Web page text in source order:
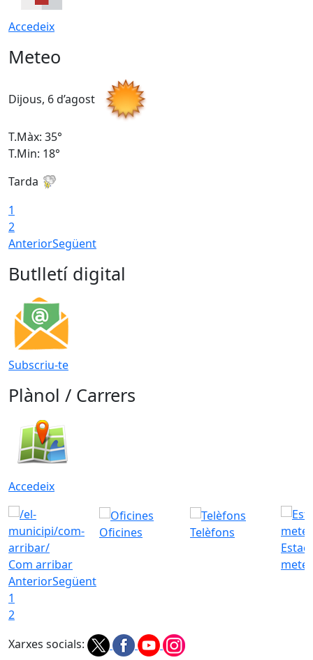
Accedeix
Meteo
Dijous, 6 d’agost
T.Màx: 35°
T.Min: 18°
Tarda
1
2
AnteriorSegüent
Butlletí digital
Subscriu-te
Plànol / Carrers
Accedeix
Com arribar
Oficines
Telèfons
AnteriorSegüent
1
2
Xarxes socials: